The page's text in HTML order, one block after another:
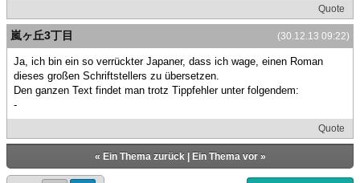
Quote
(30.12.13 09:22)
嵐ヶ丘3丁目
Ja, ich bin ein so verrückter Japaner, dass ich wage, einen Roman
dieses großen Schriftstellers zu übersetzen.
Den ganzen Text findet man trotz Tippfehler unter folgendem:
-
Quote
« Ein Thema zurück| Ein Thema vor»